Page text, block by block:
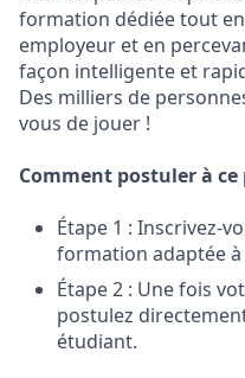
formation dédiée tout
employeur et en
façon intelligente et
Des milliers de
vous de jouer !
Comment postuler à ce
Étape 1 : Inscrivez-
formation adaptée à
Étape 2 : Une fois
postulez
étudiant.